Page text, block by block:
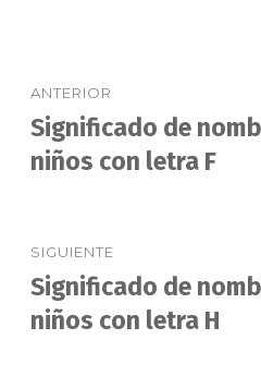
de
entradas
ANTERIOR
Entrada
anterior:
Significado de
niños con letra F
SIGUIENTE
Entrada
siguiente:
Significado de
niños con letra H